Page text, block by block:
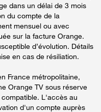
dans un délai de 3 mois
du compte de la
mensuel ou avec
sur la facture Orange.
d’évolution. Détails
en cas de résiliation.
France métropolitaine,
Orange TV sous réserve
L'accès au
d'un compte auprès